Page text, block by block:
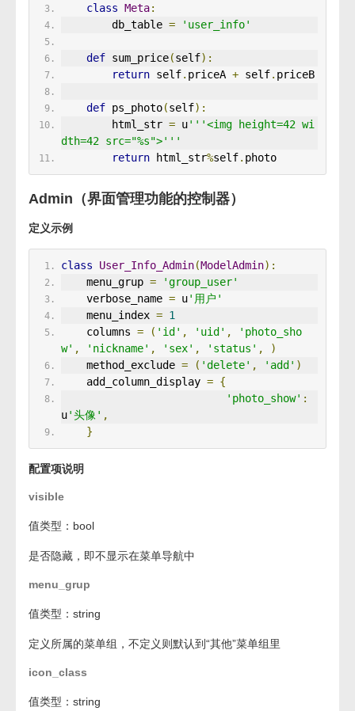
class Meta:
        db_table
= 'user_info'
def sum_price(self):
return self. priceA + self. priceB
def ps_photo(self):
        html_str
= u'''<img height=42 wi
dth=42 src="%s">'''
return html_str%self. photo
Admin（界面管理功能的控制器）
定义示例
class User_Info_Admin(ModelAdmin):
    menu_grup
=
'group_user'
    verbose_name
= u'用户'
    menu_index
= 1
    columns
= ( 'id' , 'uid' ,
'photo_sho
w' , 'nickname' , 'sex' , 'status' ,
)
    method_exclude
= ( 'delete' , 'add' )
    add_column_display
= {
'photo_show' :
u'头像' ,
}
配置项说明
visible
值类型：bool
是否隐藏，即不显示在菜单导航中
menu_grup
值类型：string
定义所属的菜单组，不定义则默认到“其他”菜单组里
icon_class
值类型：string